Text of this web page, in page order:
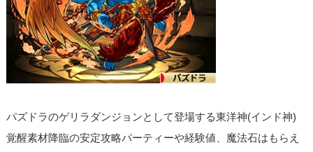
パズドラのゲリラダンジョンとして登場する東洋神(インド神)
覚醒素材降臨の安定攻略パーティーや経験値、魔法石はもらえ